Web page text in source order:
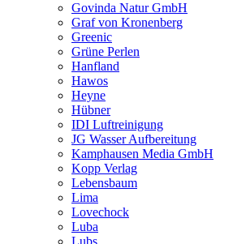
Govinda Natur GmbH
Graf von Kronenberg
Greenic
Grüne Perlen
Hanfland
Hawos
Heyne
Hübner
IDI Luftreinigung
JG Wasser Aufbereitung
Kamphausen Media GmbH
Kopp Verlag
Lebensbaum
Lima
Lovechock
Luba
Lubs